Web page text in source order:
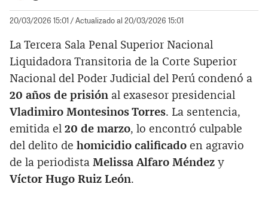
20/03/2026 15:01 / Actualizado al 20/03/2026 15:01
La Tercera Sala Penal Superior Nacional
Liquidadora Transitoria de la Corte Superior
Nacional del Poder Judicial del Perú condenó a
20 años de prisión al exasesor presidencial
Vladimiro Montesinos Torres. La sentencia,
emitida el 20 de marzo, lo encontró culpable
del delito de homicidio calificado en agravio
de la periodista Melissa Alfaro Méndez y
Víctor Hugo Ruiz León.